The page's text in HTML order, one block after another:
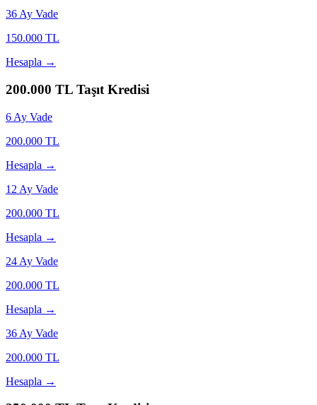
36 Ay Vade
150.000 TL
Hesapla →
200.000 TL Taşıt Kredisi
6 Ay Vade
200.000 TL
Hesapla →
12 Ay Vade
200.000 TL
Hesapla →
24 Ay Vade
200.000 TL
Hesapla →
36 Ay Vade
200.000 TL
Hesapla →